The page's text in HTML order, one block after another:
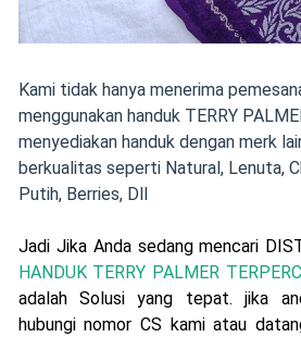
Kami tidak hanya menerima
menggunakan handuk TERRY
menyediakan handuk dengan merk
berkualitas seperti Natural, Lenuta,
Putih, Berries, Dll
Jadi Jika Anda sedang mencari
HANDUK TERRY PALMER
adalah Solusi yang tepat. jika
hubungi nomor CS kami atau